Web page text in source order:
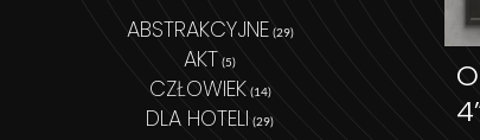
ABSTRAKCYJNE (29)
AKT (5)
CZŁOWIEK (14)
DLA HOTELI (29)